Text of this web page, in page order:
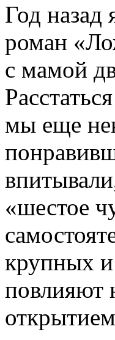
Год назад
роман
с мамой
мы еще
«шестое
крупных
повлияют